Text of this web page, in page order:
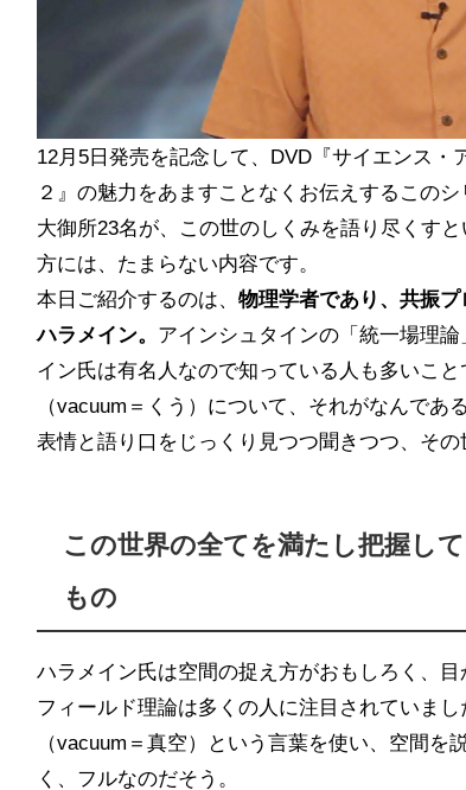
12月5日発売を記念して、DVD『サイエンス・
２』の魅力をあますことなくお伝えするこの
大御所23名が、この世のしくみを語り尽くす
方には、たまらない内容です。
本日ご紹介するのは、物理学者であり、共振プ
ハラメイン。 アインシュタインの「統一場理
イン氏は有名人なので知っている人も多いこ
（vacuum＝くう）について、それがなんで
表情と語り口をじっくり見つつ聞きつつ、その
この世界の全てを満たし把握し
もの
ハラメイン氏は空間の捉え方がおもしろく、
フィールド理論は多くの人に注目されていまし
（vacuum＝真空）という言葉を使い、空間を
く、フルなのだそう。